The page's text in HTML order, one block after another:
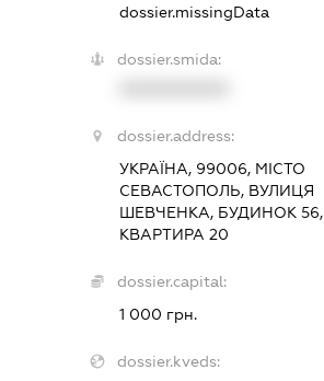
dossier.missingData
dossier.smida:
dossier.address:
УКРАЇНА, 99006, МІСТО
СЕВАСТОПОЛЬ, ВУЛИЦЯ
ШЕВЧЕНКА, БУДИНОК 56,
КВАРТИРА 20
dossier.capital:
1 000 грн.
dossier.kveds: